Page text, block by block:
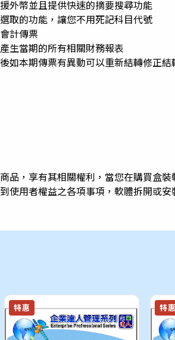
外幣並且提供快速的摘要搜尋功能
取的功能，讓您不用死記科目代號
計傳票
生當期的所有相關財務報表
如本期傳票有異動可以重新結轉修正結
品，享有其相關權利，當您在購買盒
使用者權益之各項事項，軟體拆開或
特惠 特惠